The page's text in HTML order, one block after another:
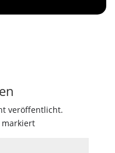
veröffentlicht.
markiert